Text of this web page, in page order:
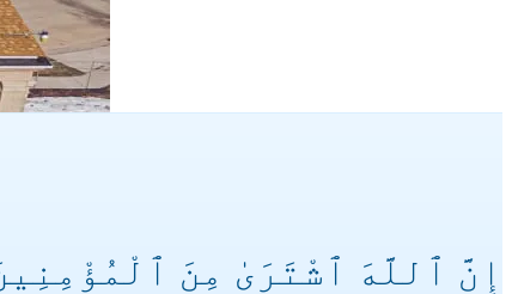
إِنَّ ٱللَّهَ ٱشْتَرَىٰ مِنَ